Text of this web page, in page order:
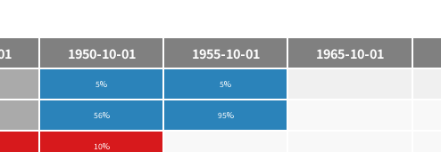
1950-10-01 1955-10-01 1965-10-01
5% 5%
56% 95%
10%